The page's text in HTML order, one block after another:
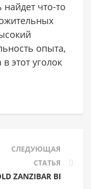
что-то
опыта,
этот уголок
— РОСКОШНЫЙ
СЛЕДУЮЩАЯ
СТАТЬЯ
ZANZIBAR